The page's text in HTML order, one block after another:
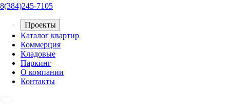
8(384)245-7105
Проекты
Каталог квартир
Коммерция
Кладовые
Паркинг
О компании
Контакты